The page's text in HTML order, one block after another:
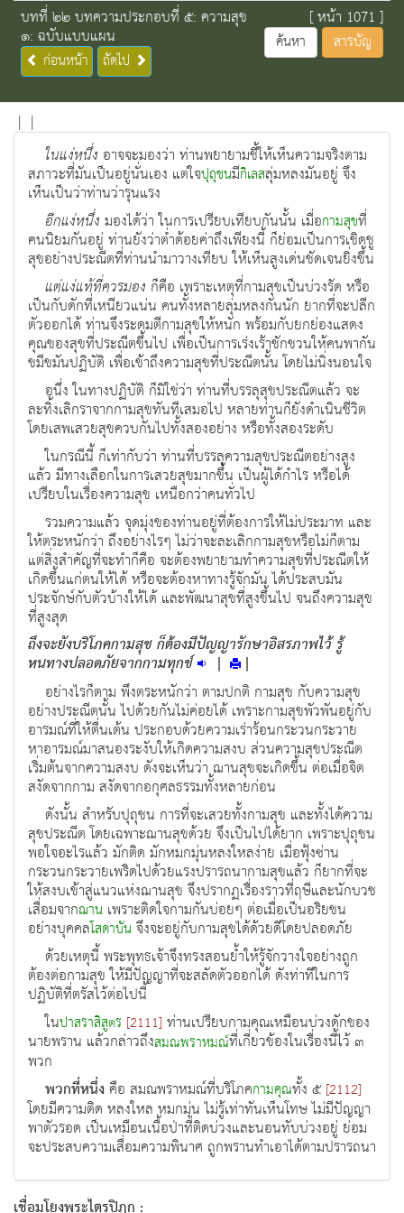
บทที่ ๒๒ บทความประกอบที่ ๕: ความสุข
๑: ฉบับแบบแผน
ก่อนหน้า ถัดไป
[ หน้า 1071 ]
ค้นหา สารบัญ
| |
ในแง่หนึ่ง อาจจะมองว่า ท่านพยายามชี้ให้เห็นความจริงตาม
สภาวะที่มันเป็นอยู่นั่นเอง แต่ใจปุถุชนมีกิเลสลุ่มหลงมันอยู่ จึง
เห็นเป็นว่าท่านว่ารุนแรง
อีกแง่หนึ่ง มองได้ว่า ในการเปรียบเทียบกันนั้น เมื่อกามสุขที่
คนนิยมกันอยู่ ท่านยังว่าต่ำด้อยค่าถึงเพียงนี้ ก็ย่อมเป็นการเชิดชู
สุขอย่างประณีตที่ท่านนำมาวางเทียบ ให้เห็นสูงเด่นชัดเจนยิ่งขึ้น
แต่แง่แท้ที่ควรมอง ก็คือ เพราะเหตุที่กามสุขเป็นบ่วงรัด หรือ
เป็นกับดักที่เหนียวแน่น คนทั้งหลายลุ่มหลงกันนัก ยากที่จะปลีก
ตัวออกได้ ท่านจึงระดมตีกามสุขให้หนัก พร้อมกับยกย่องแสดง
คุณของสุขที่ประณีตขึ้นไป เพื่อเป็นการเร่งเร้าชักชวนให้คนพากัน
ขมีขมันปฏิบัติ เพื่อเข้าถึงความสุขที่ประณีตนั้น โดยไม่นิ่งนอนใจ
อนึ่ง ในทางปฏิบัติ ก็มิใช่ว่า ท่านที่บรรลุสุขประณีตแล้ว จะ
ละทิ้งเลิกราจากกามสุขทันทีเสมอไป หลายท่านก็ยังดำเนินชีวิต
โดยเสพเสวยสุขควบกันไปทั้งสองอย่าง หรือทั้งสองระดับ
ในกรณีนี้ ก็เท่ากับว่า ท่านที่บรรลุความสุขประณีตอย่างสูง
แล้ว มีทางเลือกในการเสวยสุขมากขึ้น เป็นผู้ได้กำไร หรือได้
เปรียบในเรื่องความสุข เหนือกว่าคนทั่วไป
รวมความแล้ว จุดมุ่งของท่านอยู่ที่ต้องการให้ไม่ประมาท และ
ให้ตระหนักว่า ถึงอย่างไรๆ ไม่ว่าจะละเลิกกามสุขหรือไม่ก็ตาม
แต่สิ่งสำคัญที่จะทำก็คือ จะต้องพยายามทำความสุขที่ประณีตให้
เกิดขึ้นแก่ตนให้ได้ หรือจะต้องหาทางรู้จักมัน ได้ประสบมัน
ประจักษ์กับตัวบ้างให้ได้ และพัฒนาสุขที่สูงขึ้นไป จนถึงความสุข
ที่สูงสุด
ถึงจะยังบริโภคกามสุข ก็ต้องมีปัญญารักษาอิสรภาพไว้ รู้
หนทางปลอดภัยจากกามทุกข์ | |
อย่างไรก็ตาม พึงตระหนักว่า ตามปกติ กามสุข กับความสุข
อย่างประณีตนั้น ไปด้วยกันไม่ค่อยได้ เพราะกามสุขพัวพันอยู่กับ
อารมณ์ที่ให้ตื่นเต้น ประกอบด้วยความเร่าร้อนกระวนกระวาย
หาอารมณ์มาสนองระงับให้เกิดความสงบ ส่วนความสุขประณีต
เริ่มต้นจากความสงบ ดังจะเห็นว่า ฌานสุขจะเกิดขึ้น ต่อเมื่อจิต
สงัดจากกาม สงัดจากอกุศลธรรมทั้งหลายก่อน
ดังนั้น สำหรับปุถุชน การที่จะเสวยทั้งกามสุข และทั้งได้ความ
สุขประณีต โดยเฉพาะฌานสุขด้วย จึงเป็นไปได้ยาก เพราะปุถุชน
พอใจอะไรแล้ว มักติด มักหมกมุ่นหลงใหลง่าย เมื่อฟุ้งซ่าน
กระวนกระวายเพริดไปด้วยแรงปรารถนากามสุขแล้ว ก็ยากที่จะ
ให้สงบเข้าสู่แนวแห่งฌานสุข จึงปรากฏเรื่องราวที่ฤษีและนักบวช
เสื่อมจากฌาน เพราะติดใจกามกันบ่อยๆ ต่อเมื่อเป็นอริยชน
อย่างบุคคลโสดาบันจึงจะอยู่กับกามสุขได้ด้วยดีโดยปลอดภัย
ด้วยเหตุนี้ พระพุทธเจ้าจึงทรงสอนย้ำให้รู้จักวางใจอย่างถูก
ต้องต่อกามสุข ให้มีปัญญาที่จะสลัดตัวออกได้ ดังท่าทีในการ
ปฏิบัติที่ตรัสไว้ต่อไปนี้
ในปาสราสิสูตร [2111]ท่านเปรียบกามคุณเหมือนบ่วงดักของ
นายพราน แล้วกล่าวถึงสมณพราหมณ์ที่เกี่ยวข้องในเรื่องนี้ไว้ ๓
พวก
พวกที่หนึ่งคือ สมณพราหมณ์ที่บริโภคกามคุณทั้ง ๕[2112]
โดยมีความติด หลงใหล หมกมุ่น ไม่รู้เท่าทันเห็นโทษ ไม่มีปัญญา
พาตัวรอด เป็นเหมือนเนื้อป่าที่ติดบ่วงและนอนทับบ่วงอยู่ ย่อม
จะประสบความเสื่อมความพินาศ ถูกพรานทำเอาได้ตามปรารถนา